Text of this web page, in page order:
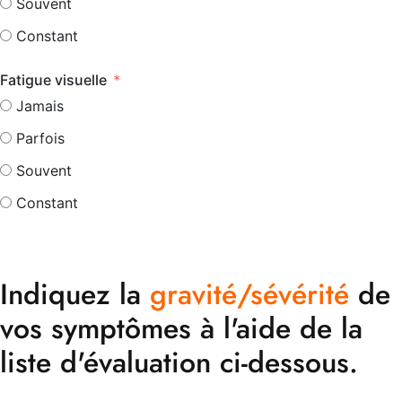
Souvent
Constant
Fatigue visuelle
Jamais
Parfois
Souvent
Constant
Indiquez la gravité/sévérité de
vos symptômes à l'aide de la
liste d'évaluation ci-dessous.